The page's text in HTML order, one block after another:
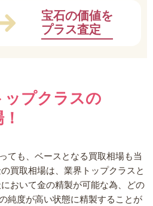
宝石の価値を
プラス査定
ップクラスの
ても、ベースとなる買取相場も当
買取相場は、業界トップクラスと
おいて金の精製が可能な為、どの
純度が高い状態に精製することが